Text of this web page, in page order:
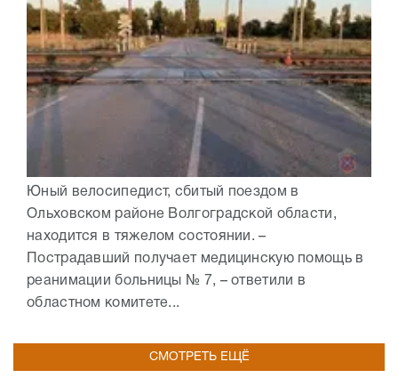
Юный велосипедист, сбитый поездом в
Ольховском районе Волгоградской области,
находится в тяжелом состоянии. –
Пострадавший получает медицинскую помощь в
реанимации больницы № 7, – ответили в
областном комитете...
СМОТРЕТЬ ЕЩЁ